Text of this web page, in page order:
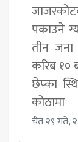
पकाउने
तीन
करिब १०
छेप्का
कोठामा
चैत २९ गते,